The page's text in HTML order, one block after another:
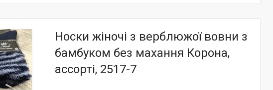
Носки жіночі з верблюжої вовни з
бамбуком без махання Корона,
ассорті, 2517-7